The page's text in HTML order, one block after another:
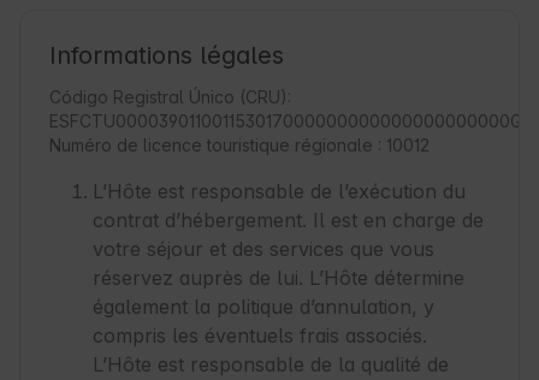
Informations légales
Código Registral Único (CRU):
Numéro de licence touristique régionale : 10012
L’Hôte est responsable de l’exécution du
contrat d’hébergement. Il est en charge de
votre séjour et des services que vous
réservez auprès de lui. L’Hôte détermine
également la politique d’annulation, y
compris les éventuels frais associés.
L’Hôte est responsable de la qualité de